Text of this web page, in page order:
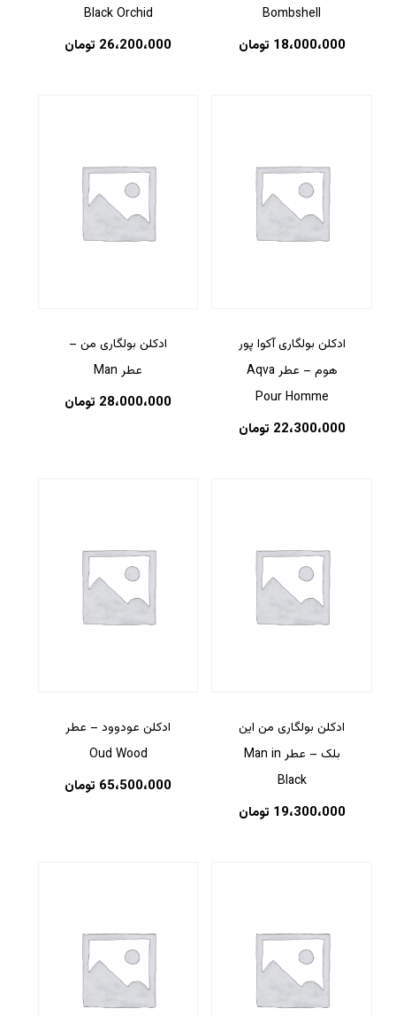
Bombshell
18،000،000 تومان
Black Orchid
26،200،000 تومان
ادکلن بولگاری آکوا پور
هوم – عطر Aqva
Pour Homme
22،300،000 تومان
ادکلن بولگاری من –
عطر Man
28،000،000 تومان
ادکلن بولگاری من این
بلک – عطر Man in
Black
19،300،000 تومان
ادکلن عودوود – عطر
Oud Wood
65،500،000 تومان